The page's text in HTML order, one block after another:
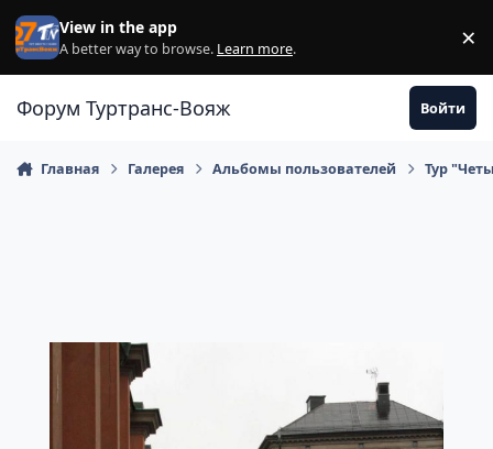
Перейти к содержанию
View in the app
A better way to browse. Learn more. ×
Форум Туртранс-Вояж Войти
Главная Галерея Альбомы пользователей Тур